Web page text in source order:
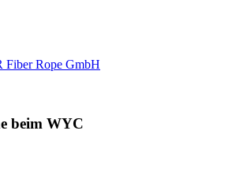
beim WYC